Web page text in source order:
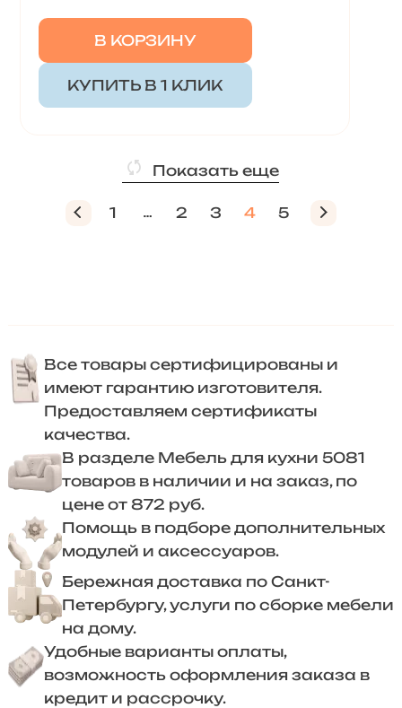
В КОРЗИНУ
КУПИТЬ В 1 КЛИК
Показать еще
1 2 3 4 5
Все товары сертифицированы и
имеют гарантию изготовителя.
Предоставляем сертификаты
качества.
В разделе Мебель для кухни 5081
товаров в наличии и на заказ, по
цене от 872 руб.
Помощь в подборе дополнительных
модулей и аксессуаров.
Бережная доставка по Санкт-
Петербургу, услуги по сборке мебели
на дому.
Удобные варианты оплаты,
возможность оформления заказа в
кредит и рассрочку.